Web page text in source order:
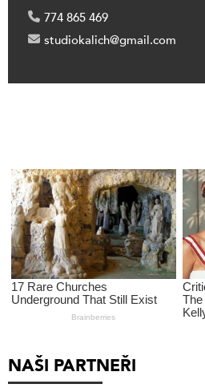
774 865 469
studiokalich@gmail.com
NAŠI PARTNEŘI